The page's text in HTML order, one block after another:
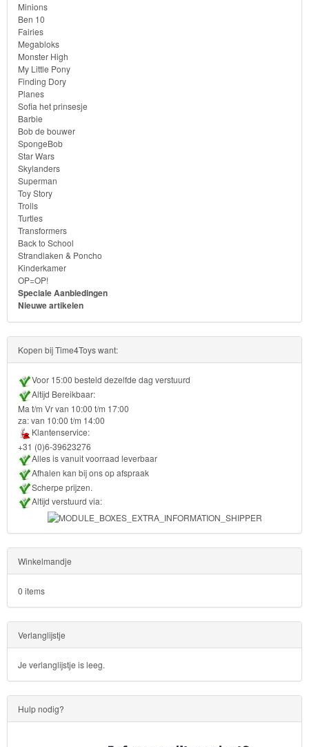
Bob
de
bouwer
SpongeBob
Star
Wars
Skylanders
Superman
Toy
Story
Trolls
Turtles
Transformers
Back
to
School
Strandlaken
&
Poncho
Kinderkamer
OP=OP!
Minions
Ben 10
Fairies
Megabloks
Monster High
My Little Pony
Finding Dory
Planes
Sofia het prinsesje
Barbie
Bob de bouwer
SpongeBob
Star Wars
Skylanders
Superman
Toy Story
Trolls
Turtles
Transformers
Back to School
Strandlaken & Poncho
Kinderkamer
OP=OP!
Speciale Aanbiedingen
Nieuwe artikelen
Kopen bij Time4Toys want:
Voor 15:00 besteld dezelfde dag verstuurd
Altijd Bereikbaar:
Ma t/m Vr van 10:00 t/m 17:00
za: van 10:00 t/m 14:00
Klantenservice:
+31 (0)6-39623276
Alles is vanuit voorraad leverbaar
Afhalen kan bij ons op afspraak
Scherpe prijzen.
Altijd verstuurd via:
Winkelmandje
0 items
Verlanglijstje
Je verlanglijstje is leeg.
Hulp nodig?